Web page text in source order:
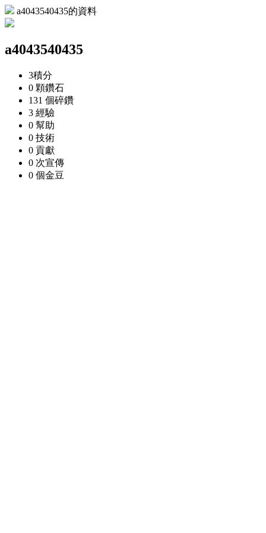
a4043540435的資料
a4043540435
3積分
0 顆鑽石
131 個碎鑽
3 經驗
0 幫助
0 技術
0 貢獻
0 次宣傳
0 個金豆